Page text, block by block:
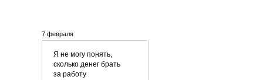
7 февраля
Я не могу понять,
сколько денег брать
за работу